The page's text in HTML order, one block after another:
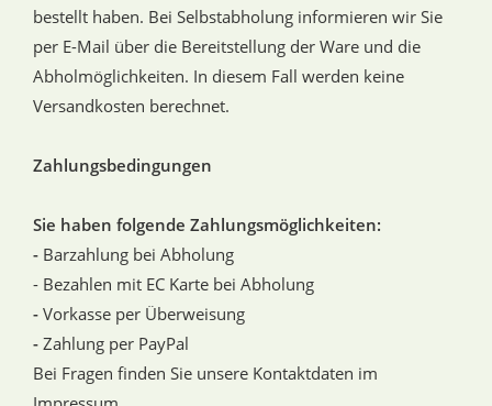
bestellt haben. Bei Selbstabholung informieren wir Sie
per E-Mail über die Bereitstellung der Ware und die
Abholmöglichkeiten. In diesem Fall werden keine
Versandkosten berechnet.
Zahlungsbedingungen
Sie haben folgende Zahlungsmöglichkeiten:
- Barzahlung bei Abholung
- Bezahlen mit EC Karte bei Abholung
- Vorkasse per Überweisung
- Zahlung per PayPal
Bei Fragen finden Sie unsere Kontaktdaten im